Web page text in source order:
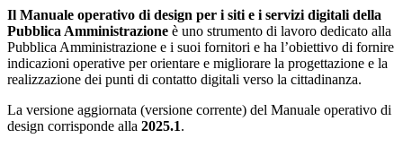
Il Manuale operativo di design per i siti e i servizi digitali della
Pubblica Amministrazione è uno strumento di lavoro dedicato alla
Pubblica Amministrazione e i suoi fornitori e ha l’obiettivo di fornire
indicazioni operative per orientare e migliorare la progettazione e la
realizzazione dei punti di contatto digitali verso la cittadinanza.
La versione aggiornata (versione corrente) del Manuale operativo di
design corrisponde alla 2025.1.